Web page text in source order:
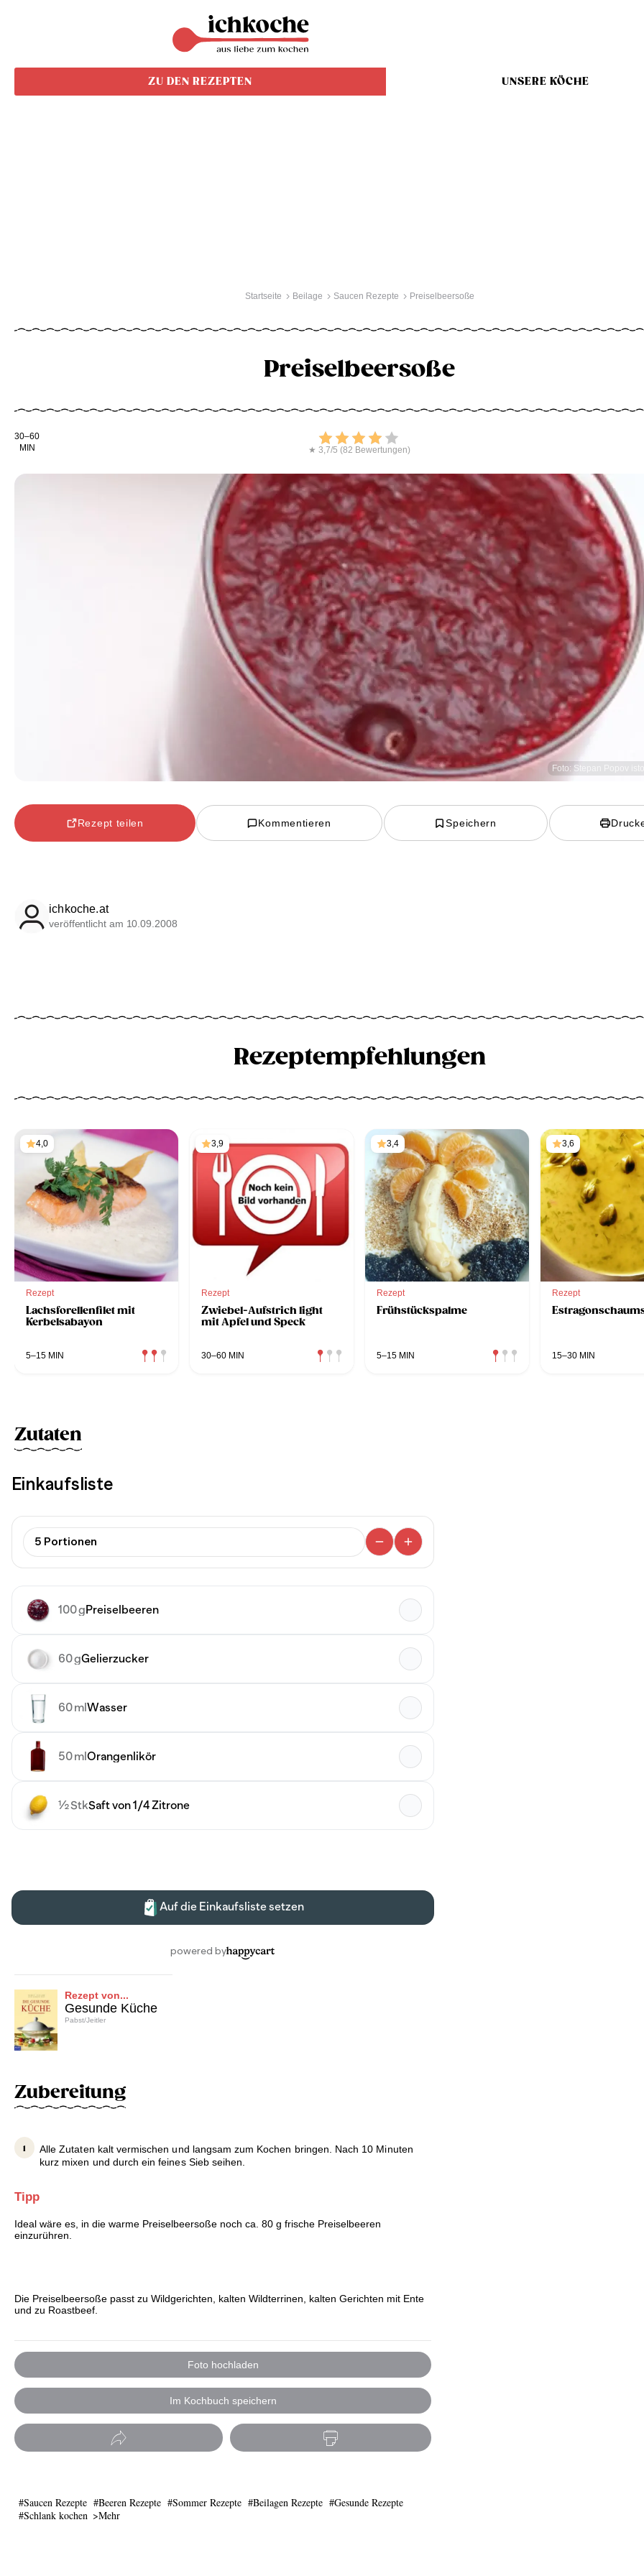
ZU DEN REZEPTEN UNSERE KÖCHE
Startseite Beilage Saucen Rezepte Preiselbeersoße
Preiselbeersoße
Kochdauer
30–60
MIN
Bewerten
★ 3,7/5 (82 Bewertungen)
Foto: Stepan Popov
Rezept teilen Kommentieren Speichern
ichkoche.at
veröffentlicht am 10.09.2008
Rezeptempfehlungen
4,0
Rezept
Lachsforellenfilet mit
Kerbelsabayon
5–15 MIN
3,9
Rezept
Zwiebel-Aufstrich light
mit Apfel und Speck
30–60 MIN
3,4
Rezept
Frühstückspalme
5–15 MIN
3,6
Rezept
15–30 MIN
Zutaten
Rezept von...
Gesunde Küche
Pabst/Jeitler
Zubereitung
Alle Zutaten kalt vermischen und langsam zum Kochen bringen. Nach 10 Minuten
kurz mixen und durch ein feines Sieb seihen.
Tipp
Ideal wäre es, in die warme Preiselbeersoße noch ca. 80 g frische Preiselbeeren
einzurühren.
Die Preiselbeersoße passt zu Wildgerichten, kalten Wildterrinen, kalten Gerichten mit Ente
und zu Roastbeef.
Foto hochladen
Im Kochbuch speichern
Saucen Rezepte Beeren Rezepte Sommer Rezepte Beilagen Rezepte
Gesunde Rezepte
Schlank kochen
Mehr